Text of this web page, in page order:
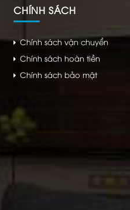
CHÍNH SÁCH
Chính sách vận chuyển
Chính sách hoàn tiền
Chính sách bảo mật